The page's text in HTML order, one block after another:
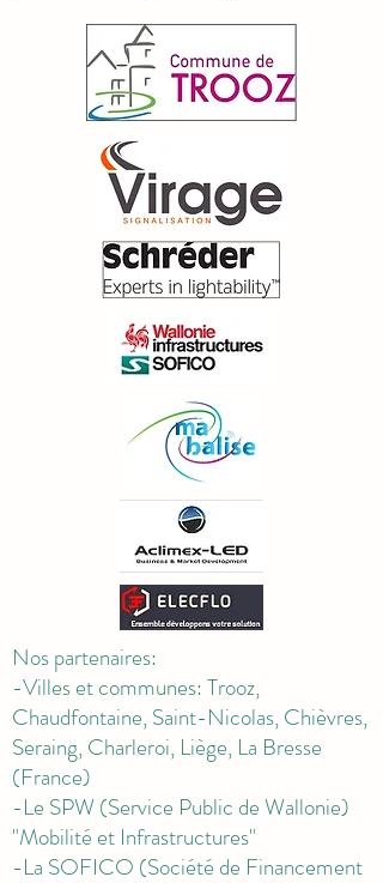
Nos partenaires:
-Villes et communes: Trooz,
Chaudfontaine, Saint-Nicolas, Chièvres,
Seraing, Charleroi, Liège, La Bresse
(France)
-Le SPW (Service Public de Wallonie)
"Mobilité et Infrastructures"
-La SOFICO (Société de Financement